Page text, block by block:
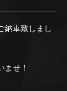
納車致しまし
ませ！